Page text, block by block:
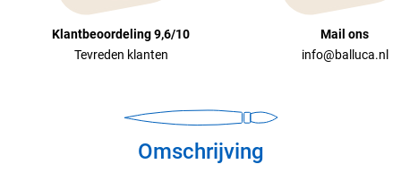
Klantbeoordeling 9,6/10
Tevreden klanten
Mail ons
info@balluca.nl
Omschrijving